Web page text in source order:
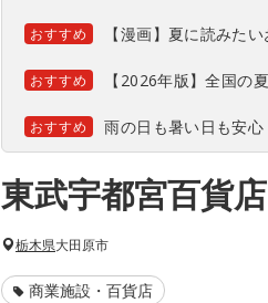
おすすめ 【漫画】夏に読みた
おすすめ 【2026年版】全国の
おすすめ 雨の日も暑い日も安
東武宇都宮百貨
栃木県大田原市
商業施設・百貨店